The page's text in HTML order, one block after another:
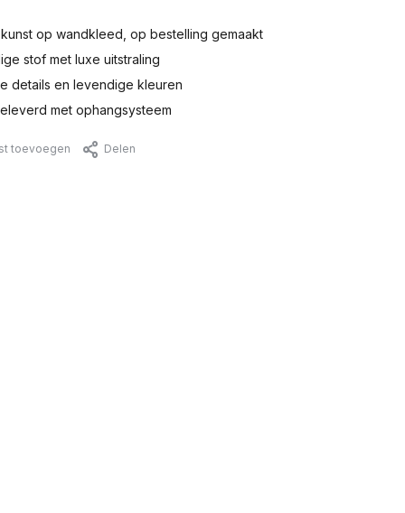
op wandkleed, op bestelling gemaakt
stof met luxe uitstraling
details en levendige kleuren
met ophangsysteem
toevoegen Delen